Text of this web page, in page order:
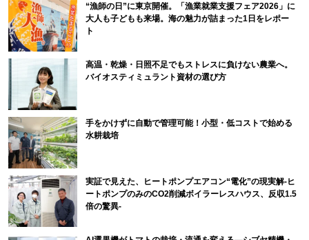
“漁師の日”に東京開催。「漁業就業支援フェア2026」に
大人も子どもも来場。海の魅力が詰まった1日をレポー
ト
高温・乾燥・日照不足でもストレスに負けない農業へ。
バイオスティミュラント資材の選び方
手をかけずに自動で管理可能！小型・低コストで始める
水耕栽培
実証で見えた、ヒートポンプエアコン“電化”の現実解-ヒ
ートポンプのみのCO2削減ボイラーレスハウス、反収1.5
倍の驚異-